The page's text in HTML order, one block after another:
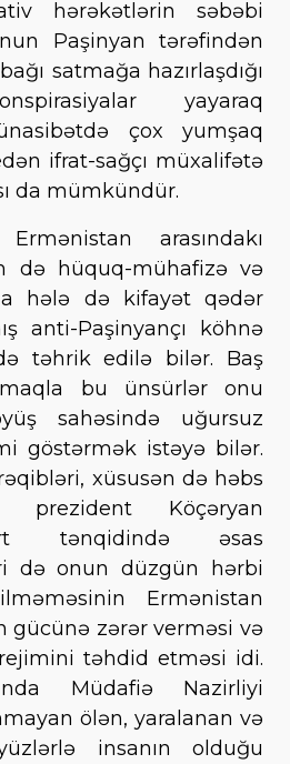
hərəkətlərin səbəbi
Paşinyan tərəfindən
satmağa hazırlaşdığı
yayaraq
çox yumşaq
ifrat-sağçı müxalifətə
da mümkündür.
arasındakı
də hüquq-mühafizə və
hələ də kifayət qədər
anti-Paşinyançı köhnə
təhrik edilə bilər. Baş
bu ünsürlər onu
sahəsində uğursuz
göstərmək istəyə bilər.
xüsusən də həbs
prezident Köçəryan
tənqidində əsas
də onun düzgün hərbi
Ermənistan
gücünə zərər verməsi və
təhdid etməsi idi.
Müdafiə Nazirliyi
ölən, yaralanan və
insanın olduğu